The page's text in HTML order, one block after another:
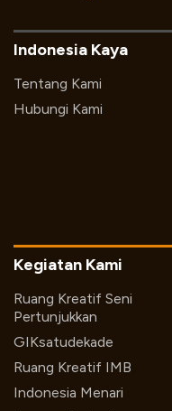
Indonesia Kaya
Tentang Kami
Hubungi Kami
Kegiatan Kami
Ruang Kreatif Seni
Pertunjukkan
GIKsatudekade
Ruang Kreatif IMB
Indonesia Menari